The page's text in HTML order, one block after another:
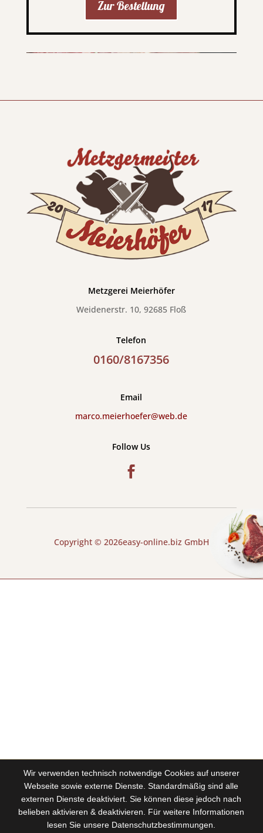
Zur Bestellung
Metzgerei Meierhöfer
Weidenerstr. 10, 92685 Floß
Telefon
0160/8167356
Email
marco.meierhoefer@web.de
Follow Us
Copyright © 2026easy-online.biz GmbH
Wir verwenden technisch notwendige Cookies auf unserer
Webseite sowie externe Dienste. Standardmäßig sind alle
externen Dienste deaktiviert. Sie können diese jedoch nach
belieben aktivieren & deaktivieren. Für weitere Informationen
lesen Sie unsere Datenschutzbestimmungen.